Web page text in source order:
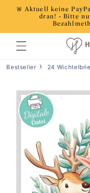
zum
Inhalt
🚨 Aktuell keine
dran! - Bitte
Bestseller 24